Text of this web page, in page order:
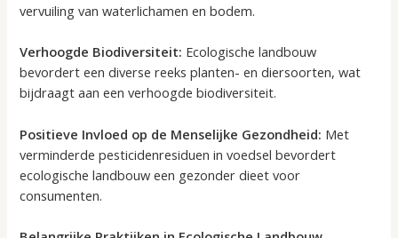
vervuiling van waterlichamen en bodem.
Verhoogde Biodiversiteit: Ecologische landbouw
bevordert een diverse reeks planten- en diersoorten, wat
bijdraagt aan een verhoogde biodiversiteit.
Positieve Invloed op de Menselijke Gezondheid: Met
verminderde pesticidenresiduen in voedsel bevordert
ecologische landbouw een gezonder dieet voor
consumenten.